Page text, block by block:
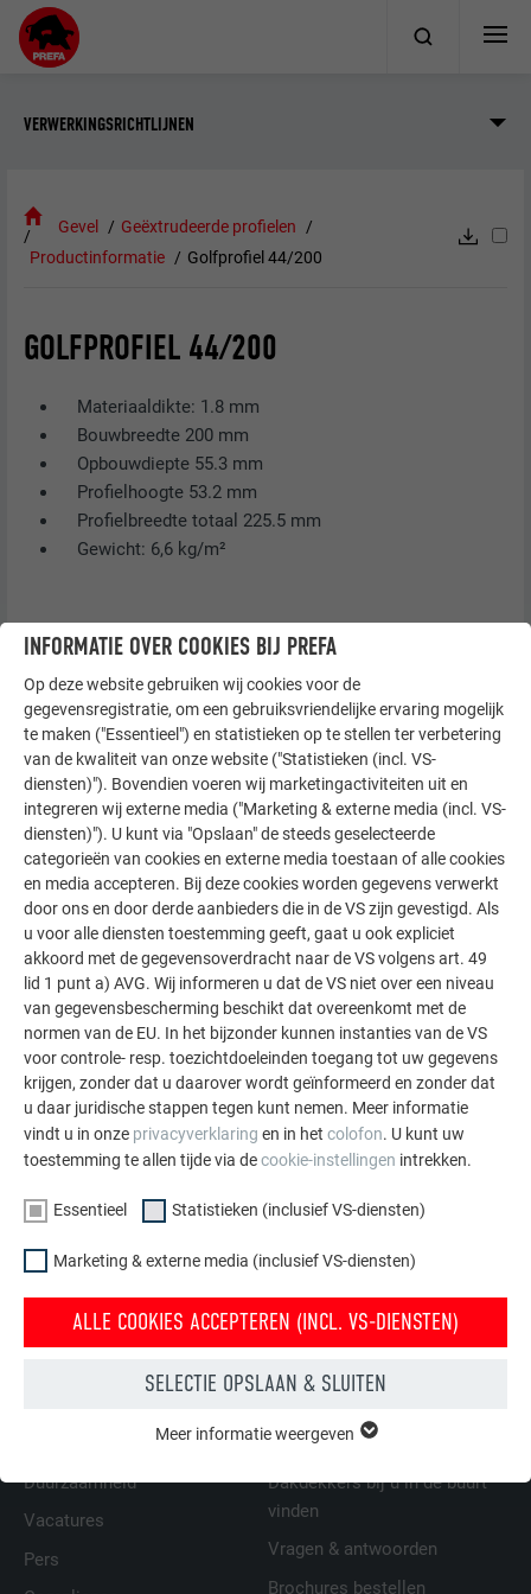
VERWERKINGSRICHTLIJNEN
Gevel
Geëxtrudeerde profielen
Productinformatie
Golfprofiel 44/200
GOLFPROFIEL 44/200
Materiaaldikte: 1.8 mm
Bouwbreedte 200 mm
Opbouwdiepte 55.3 mm
Profielhoogte 53.2 mm
Profielbreedte totaal 225.5 mm
Gewicht: 6,6 kg/m²
TERUG VOLGENDE
FAMILIEBEDRIJF | PREFA
Duurzaamheid
Vacatures
Pers
WIJ HELPEN U
Dakdekkers bij u in de buurt
vinden
Vragen & antwoorden
Brochures bestellen
INFORMATIE OVER COOKIES BIJ PREFA
Op deze website gebruiken wij cookies voor de
gegevensregistratie, om een gebruiksvriendelijke ervaring mogelijk
te maken ("Essentieel") en statistieken op te stellen ter verbetering
van de kwaliteit van onze website ("Statistieken (incl. VS-
diensten)"). Bovendien voeren wij marketingactiviteiten uit en
integreren wij externe media ("Marketing & externe media (incl. VS-
diensten)"). U kunt via "Opslaan" de steeds geselecteerde
categorieën van cookies en externe media toestaan of alle cookies
en media accepteren. Bij deze cookies worden gegevens verwerkt
door ons en door derde aanbieders die in de VS zijn gevestigd. Als
u voor alle diensten toestemming geeft, gaat u ook expliciet
akkoord met de gegevensoverdracht naar de VS volgens art. 49
lid 1 punt a) AVG. Wij informeren u dat de VS niet over een niveau
van gegevensbescherming beschikt dat overeenkomt met de
normen van de EU. In het bijzonder kunnen instanties van de VS
voor controle- resp. toezichtdoeleinden toegang tot uw gegevens
krijgen, zonder dat u daarover wordt geïnformeerd en zonder dat
u daar juridische stappen tegen kunt nemen. Meer informatie
vindt u in onze privacyverklaring en in het colofon. U kunt uw
toestemming te allen tijde via decookie-instellingen intrekken.
Essentieel Statistieken (inclusief VS-diensten)
Marketing & externe media (inclusief VS-diensten)
ALLE COOKIES ACCEPTEREN (INCL. VS-DIENSTEN)
SELECTIE OPSLAAN & SLUITEN
van de website. Hierdoor wordt gewaarborgd dat de website
onberispelijk werkt.
NAAM
Meer informatie weergeven